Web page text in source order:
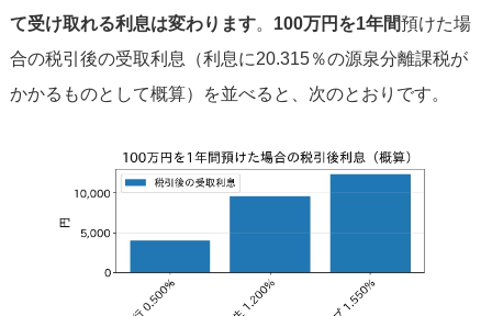
て受け取れる利息は変わります。 100万円を1年間預けた場
合の税引後の受取利息（利息に20.315％の源泉分離課税が
かかるものとして概算）を並べると、次のとおりです。